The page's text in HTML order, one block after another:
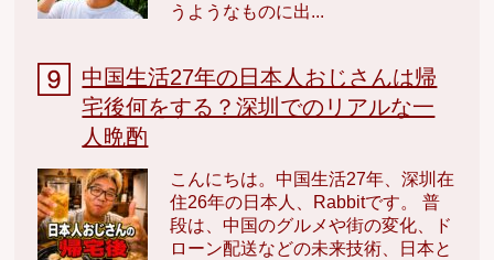
うようなものに出...
中国生活27年の日本人おじさんは帰
宅後何をする？深圳でのリアルな一
人晩酌
こんにちは。中国生活27年、深圳在
住26年の日本人、Rabbitです。 普
段は、中国のグルメや街の変化、ド
ローン配送などの未来技術、日本と